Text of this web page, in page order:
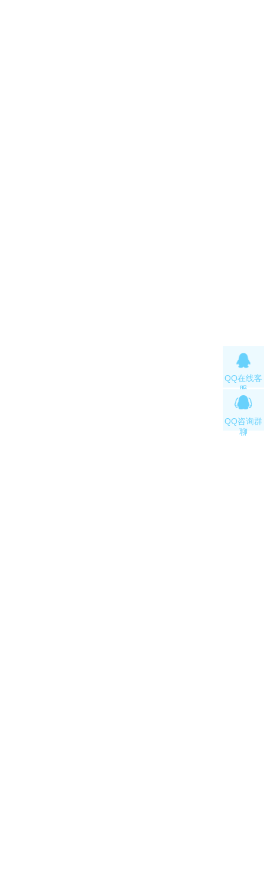
QQ在线客
服
QQ咨询群
聊